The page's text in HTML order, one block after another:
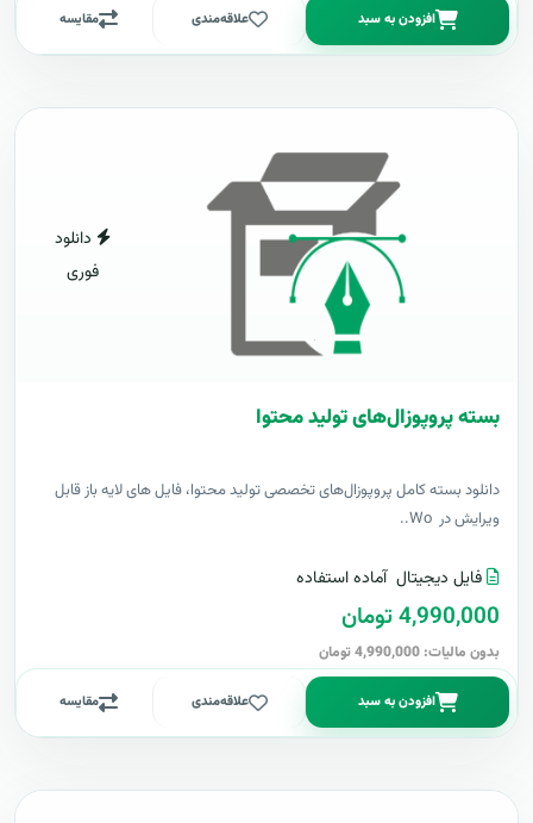
افزودن به سبد علاقه‌مندی مقایسه
دانلود
فوری
بسته پروپوزال‌های تولید محتوا
دانلود بسته کامل پروپوزال‌های تخصصی تولید محتوا، فایل های لایه باز قابل
ویرایش در Wo..
فایل دیجیتال آماده استفاده
4,990,000 تومان
بدون مالیات: 4,990,000 تومان
افزودن به سبد علاقه‌مندی مقایسه